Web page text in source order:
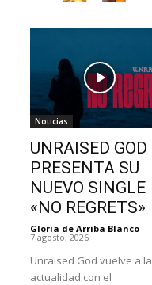
Noticias
UNRAISED GOD
PRESENTA SU
NUEVO SINGLE
«NO REGRETS»
Gloria de Arriba Blanco -
7 agosto, 2026
Unraised God vuelve a la
actualidad con el